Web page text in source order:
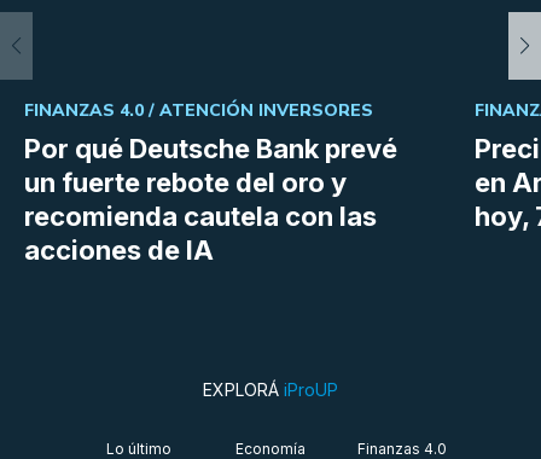
Por qué Deutsche Bank prevé
un fuerte rebote del oro y
recomienda cautela con las
acciones de IA
FINANZAS 4.0 / ATENCIÓN INVERSORES
en
hoy,
EXPLORÁ iProUP
Lo último
Economía
Finanzas 4.0